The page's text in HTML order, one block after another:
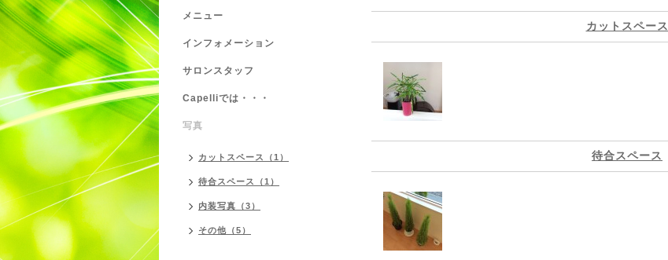
カットスペース
待合スペース
メニュー
インフォメーション
サロンスタッフ
Capelliでは・・・
写真
カットスペース（1）
待合スペース（1）
内装写真（3）
その他（5）